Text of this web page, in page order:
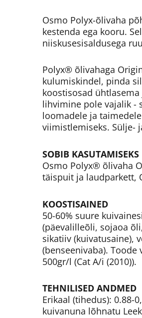
Osmo Polyx-õlivaha
kestenda ega kooru.
niiskusesisaldusega
Polyx® õlivahaga
kulumiskindel, pinda
koostisosad
lihvimine pole vajalik -
loomadele ja
viimistlemiseks. Sülje-
SOBIB KASUTAMISEKS
Osmo Polyx® õlivaha
täispuit ja laudparkett,
KOOSTISAINED
50-60% suure
(päevalilleõli, sojaoa
sikatiiv (kuivatusaine),
(benseenivaba). Toode
500gr/l (Cat A/i (2010)).
TEHNILISED ANDMED
Erikaal (tihedus): 0.88-
kuivanuna lõhnatu